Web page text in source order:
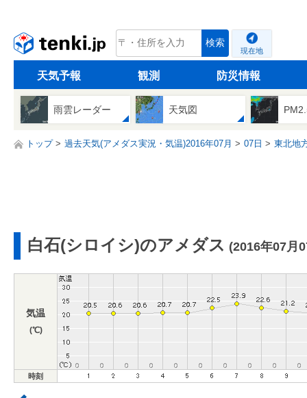
tenki.jp 検索
現在地
天気予報 観測 防災情報
雨雲レーダー 天気図
トップ 過去天気(アメダス実況・気温)2016年07月 07日 東北地
白石(シロイシ)のアメダス (2016年07月
気温
(℃)
時刻